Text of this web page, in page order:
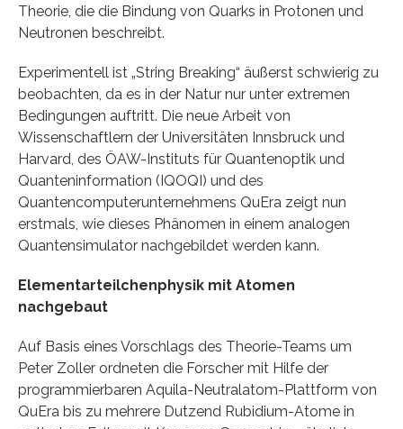
Theorie, die die Bindung von Quarks in Protonen und
Neutronen beschreibt.
Experimentell ist „String Breaking“ äußerst schwierig zu
beobachten, da es in der Natur nur unter extremen
Bedingungen auftritt. Die neue Arbeit von
Wissenschaftlern der Universitäten Innsbruck und
Harvard, des ÖAW-Instituts für Quantenoptik und
Quanteninformation (IQOQI) und des
Quantencomputerunternehmens QuEra zeigt nun
erstmals, wie dieses Phänomen in einem analogen
Quantensimulator nachgebildet werden kann.
Elementarteilchenphysik mit Atomen
nachgebaut
Auf Basis eines Vorschlags des Theorie-Teams um
Peter Zoller ordneten die Forscher mit Hilfe der
programmierbaren Aquila-Neutralatom-Plattform von
QuEra bis zu mehrere Dutzend Rubidium-Atome in